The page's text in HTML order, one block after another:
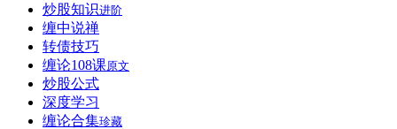
炒股知识进阶
缠中说禅
转债技巧
缠论108课原文
炒股公式
深度学习
缠论合集珍藏